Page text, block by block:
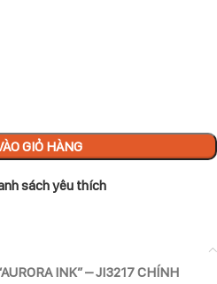
GIỎ HÀNG
sách yêu thích
INK” – JI3217 CHÍNH